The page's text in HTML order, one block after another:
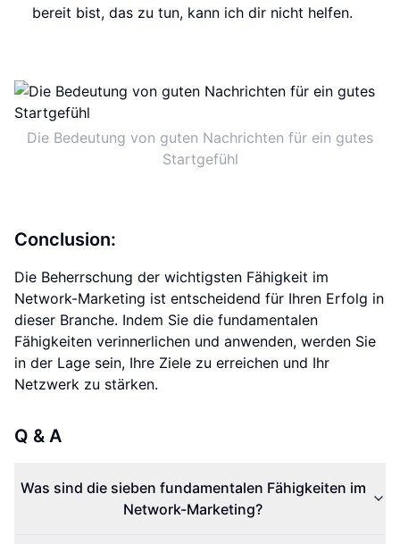
bereit bist, das zu tun, kann ich dir nicht helfen.
Die Bedeutung von guten Nachrichten für ein gutes
Startgefühl
Conclusion:
Die Beherrschung der wichtigsten Fähigkeit im
Network-Marketing ist entscheidend für Ihren Erfolg in
dieser Branche. Indem Sie die fundamentalen
Fähigkeiten verinnerlichen und anwenden, werden Sie
in der Lage sein, Ihre Ziele zu erreichen und Ihr
Netzwerk zu stärken.
Q & A
Was sind die sieben fundamentalen Fähigkeiten im
Network-Marketing?